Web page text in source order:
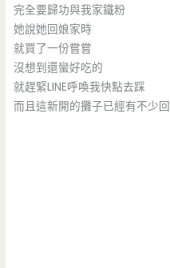
完全要歸功與我家鐵粉
她說她回娘家時
就買了一份嘗嘗
沒想到還蠻好吃的
就趕緊LINE呼喚我快點去踩
而且這新開的攤子已經有不少